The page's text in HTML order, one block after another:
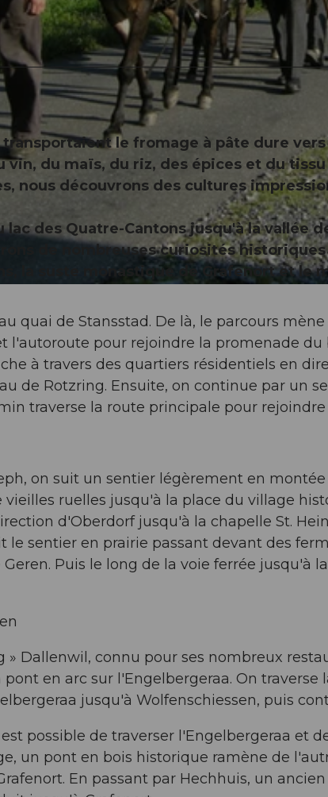
le fromage à pâte dure
vin, du maïs, du riz, des épices et du
nous découvrons des cultures
lac des Quatre-Cantons jusqu'à la vallée
de nombreuses curiosités
la suste monastique de Grafenort et le
quai de Stansstad. De là, le parcours
l'autoroute pour rejoindre la promenade du
à travers des quartiers résidentiels en
de Rotzring. Ensuite, on continue par un
traverse la route principale pour
on suit un sentier légèrement en
vieilles ruelles jusqu'à la place du village
d'Oberdorf jusqu'à la chapelle St.
le sentier en prairie passant devant des
Puis le long de la voie ferrée jusqu'à
Dallenwil, connu pour ses nombreux
en arc sur l'Engelbergeraa. On traverse
jusqu'à Wolfenschiessen, puis
possible de traverser l'Engelbergeraa et
un pont en bois historique ramène de
En passant par Hechhuis, un